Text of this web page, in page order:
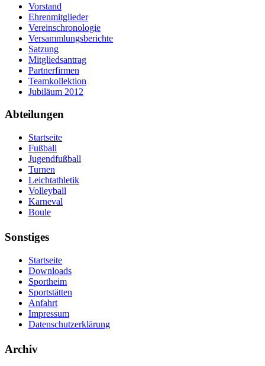
Vorstand
Ehrenmitglieder
Vereinschronologie
Versammlungsberichte
Satzung
Mitgliedsantrag
Partnerfirmen
Teamkollektion
Jubiläum 2012
Abteilungen
Startseite
Fußball
Jugendfußball
Turnen
Leichtathletik
Volleyball
Karneval
Boule
Sonstiges
Startseite
Downloads
Sportheim
Sportstätten
Anfahrt
Impressum
Datenschutzerklärung
Archiv